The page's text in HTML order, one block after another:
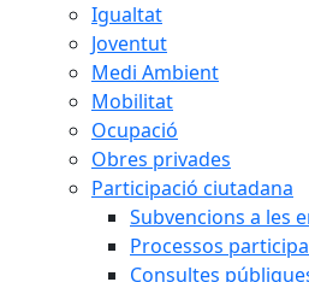
Igualtat
Joventut
Medi Ambient
Mobilitat
Ocupació
Obres privades
Participació ciutadana
Subvencions a les
Processos
Consultes